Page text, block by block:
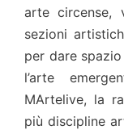
arte circense,
sezioni
per dare
l’arte
MArtelive, la
più discipline